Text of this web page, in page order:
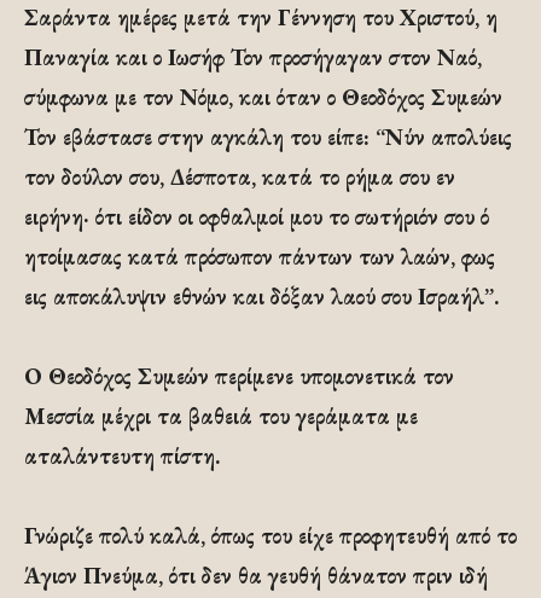
Σαράντα ημέρες μετά την Γέννηση του Χριστού, η
Παναγία και ο Ιωσήφ Τον προσήγαγαν στον Ναό,
σύμφωνα με τον Νόμο, και όταν ο Θεοδόχος Συμεών
Τον εβάστασε στην αγκάλη του είπε: “Νύν απολύεις
τον δούλον σου, Δέσποτα, κατά το ρήμα σου εν
ειρήνη· ότι είδον οι οφθαλμοί μου το σωτήριόν σου ό
ητοίμασας κατά πρόσωπον πάντων των λαών, φως
εις αποκάλυψιν εθνών και δόξαν λαού σου Ισραήλ”.
Ο Θεοδόχος Συμεών περίμενε υπομονετικά τον
Μεσσία μέχρι τα βαθειά του γεράματα με
αταλάντευτη πίστη.
Γνώριζε πολύ καλά, όπως του είχε προφητευθή από το
Άγιον Πνεύμα, ότι δεν θα γευθή θάνατον πριν ιδή